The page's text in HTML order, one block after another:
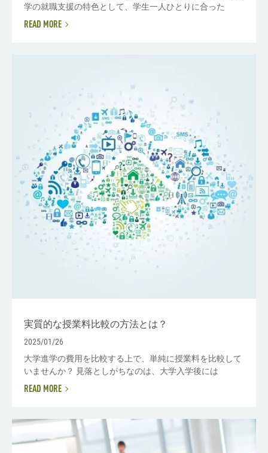
学の就職支援の特色として、学生一人ひとりに合った
READ MORE
実質的な授業料比較の方法とは？
2025/01/26
大学進学の費用を比較する上で、単純に授業料を比較して
いませんか？ 見落としがちなのは、大学入学後には
READ MORE